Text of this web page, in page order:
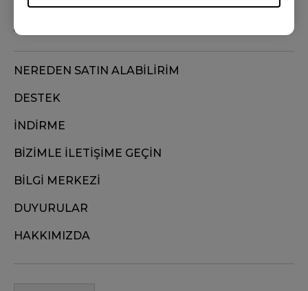
NEREDEN SATIN ALABİLİRİM
DESTEK
İNDİRME
BİZİMLE İLETİŞİME GEÇİN
BİLGİ MERKEZİ
DUYURULAR
HAKKIMIZDA